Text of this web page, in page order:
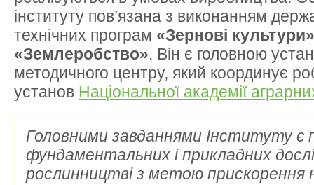
інституту пов’язана з виконанням
технічних програм «Зернові культури»
«Землеробство». Він є головною
методичного центру, який координує
установ Національної академії
Головними завданнями Інституту є
фундаментальних і прикладних
рослинництві з метою прискорення